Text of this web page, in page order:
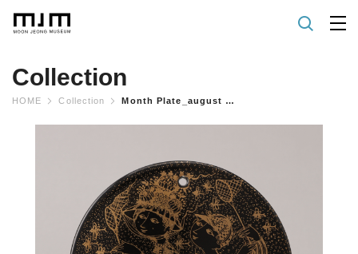
Collection
HOME Collection Month Plate_august "bye-bye"